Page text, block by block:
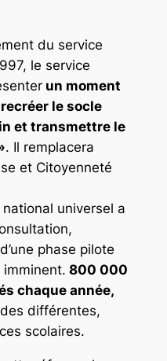
du service
le service
un moment
le socle
et transmettre le
. Il remplacera
et Citoyenneté
national universel a
phase pilote
800 000
chaque année,
différentes,
scolaires.